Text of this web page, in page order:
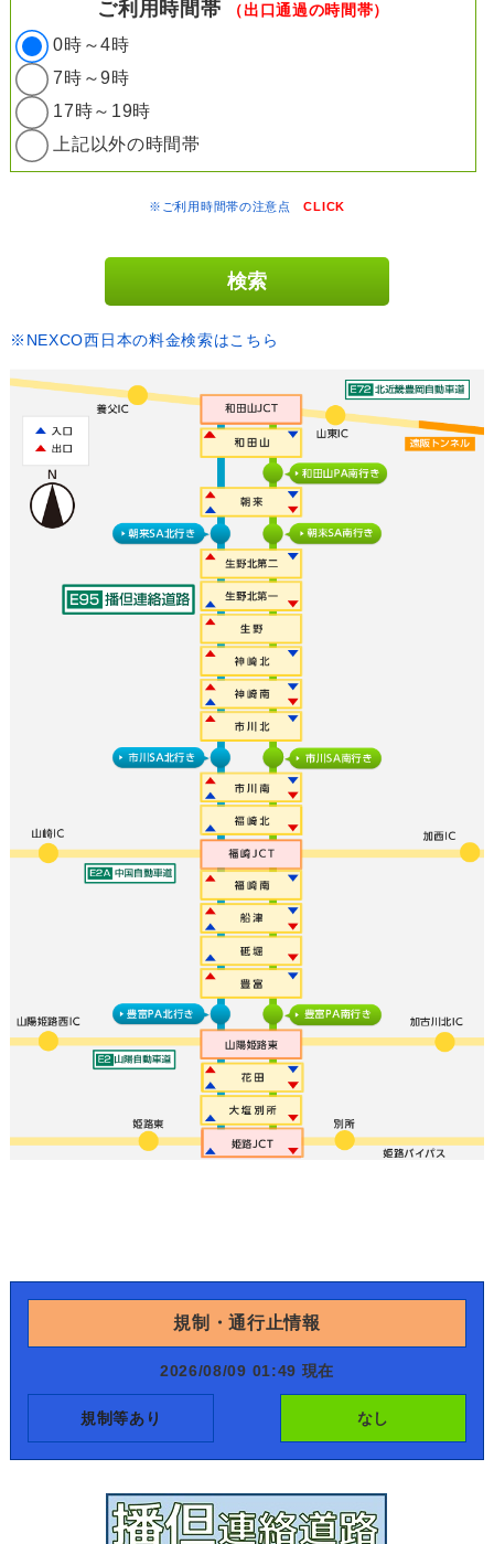
ご利用時間帯 （出口通過の時間帯）
0時～4時
7時～9時
17時～19時
上記以外の時間帯
※ご利用時間帯の注意点CLICK
※NEXCO西日本の料金検索はこちら
規制・通行止情報
2026/08/09 01:49 現在
規制等あり なし